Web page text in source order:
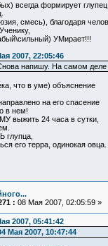
всегда формирует
смесь), благодаря
УМирает!!!
2007, 22:05:46
напишу. На самом деле
что в уме) объяснение
на его спасение
в нем!
выжить 24 часа в сутки,
глупца,
его терра, одинокая овца.
: 08 Мая 2007, 02:05:59 »
2007, 05:41:42
Мая 2007, 10:47:44